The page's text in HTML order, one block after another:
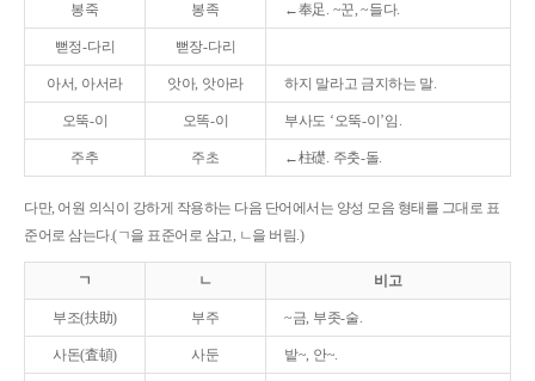
봉죽 봉족 ←奉足. ~꾼, ~들다.
뻗정-다리 뻗장-다리
아서, 아서라 앗아, 앗아라 하지 말라고 금지하는 말.
오뚝-이 오똑-이 부사도 ‘오뚝-이’임.
주추 주초 ←柱礎. 주춧-돌.
다만, 어원 의식이 강하게 작용하는 다음 단어에서는 양성 모음 형태를 그대로 표
준어로 삼는다.(ㄱ을 표준어로 삼고, ㄴ을 버림.)
ㄱ ㄴ 비고
부조(扶助) 부주 ~금, 부좃-술.
사돈(査頓) 사둔 밭~, 안~.